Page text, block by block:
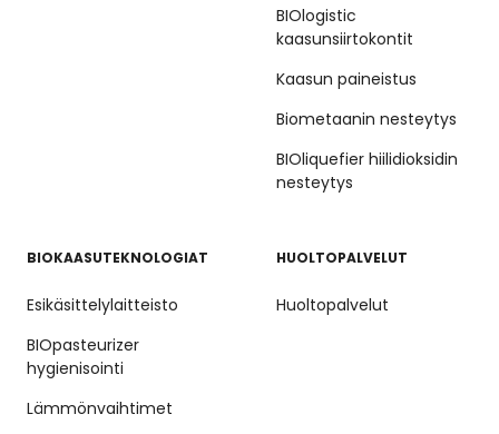
BIOlogistic
kaasunsiirtokontit
Kaasun paineistus
Biometaanin nesteytys
BIOliquefier hiilidioksidin
nesteytys
BIOKAASUTEKNOLOGIAT
Esikäsittelylaitteisto
BIOpasteurizer
hygienisointi
Lämmönvaihtimet
HUOLTOPALVELUT
Huoltopalvelut